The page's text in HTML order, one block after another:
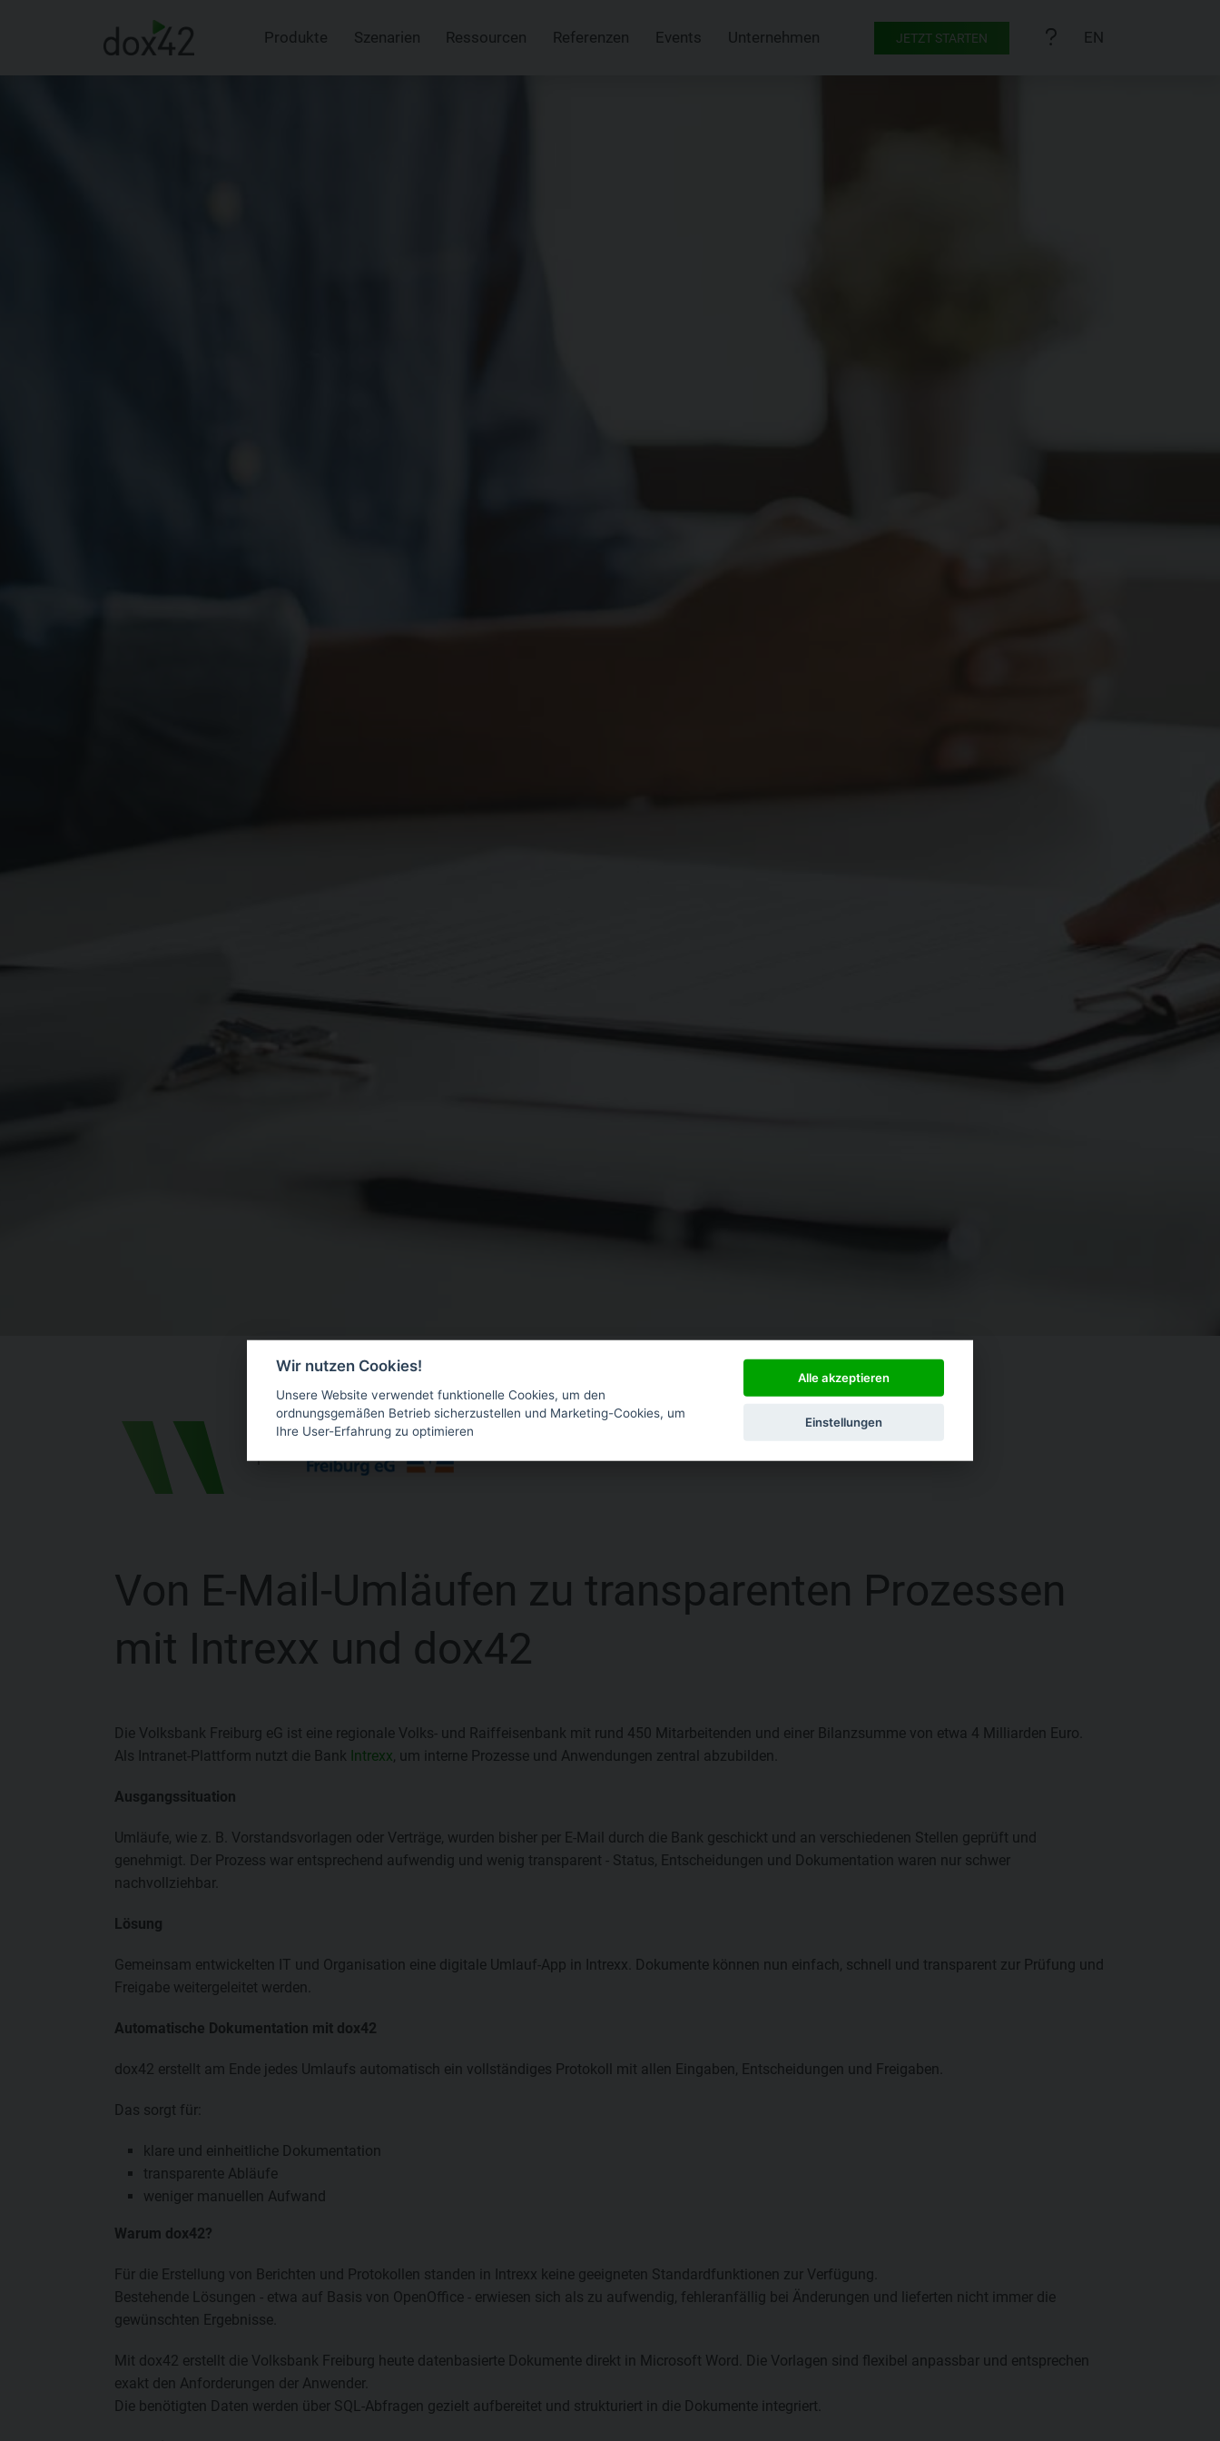
Produkte Szenarien Ressourcen Referenzen Events Unternehmen JETZT STARTEN EN
|
Von E-Mail-Umläufen zu transparenten Prozessen
mit Intrexx und dox42
Die Volksbank Freiburg eG ist eine regionale Volks- und Raiffeisenbank mit rund 450 Mitarbeitenden und einer Bilanzsumme von etwa 4 Milliarden Euro.
Als Intranet-Plattform nutzt die Bank Intrexx , um interne Prozesse und Anwendungen zentral abzubilden.
Ausgangssituation
Umläufe, wie z. B. Vorstandsvorlagen oder Verträge, wurden bisher per E-Mail durch die Bank geschickt und an verschiedenen Stellen geprüft und
genehmigt. Der Prozess war entsprechend aufwendig und wenig transparent - Status, Entscheidungen und Dokumentation waren nur schwer
nachvollziehbar.
Lösung
Gemeinsam entwickelten IT und Organisation eine digitale Umlauf-App in Intrexx. Dokumente können nun einfach, schnell und transparent zur Prüfung und
Freigabe weitergeleitet werden.
Automatische Dokumentation mit dox42
dox42 erstellt am Ende jedes Umlaufs automatisch ein vollständiges Protokoll mit allen Eingaben, Entscheidungen und Freigaben.
Das sorgt für:
klare und einheitliche Dokumentation
transparente Abläufe
weniger manuellen Aufwand
Warum dox42?
Für die Erstellung von Berichten und Protokollen standen in Intrexx keine geeigneten Standardfunktionen zur Verfügung.
Bestehende Lösungen - etwa auf Basis von OpenOffice - erwiesen sich als zu aufwendig, fehleranfällig bei Änderungen und lieferten nicht immer die
gewünschten Ergebnisse.
Mit dox42 erstellt die Volksbank Freiburg heute datenbasierte Dokumente direkt in Microsoft Word. Die Vorlagen sind flexibel anpassbar und entsprechen
exakt den Anforderungen der Anwender.
Die benötigten Daten werden über SQL-Abfragen gezielt aufbereitet und strukturiert in die Dokumente integriert.
Wir nutzen Cookies!
Unsere Website verwendet funktionelle Cookies, um den
ordnungsgemäßen Betrieb sicherzustellen und Marketing-Cookies, um
Ihre User-Erfahrung zu optimieren
Alle akzeptieren
Einstellungen